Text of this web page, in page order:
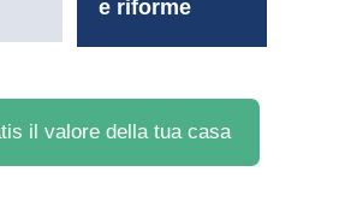
il valore della tua casa
e riforme